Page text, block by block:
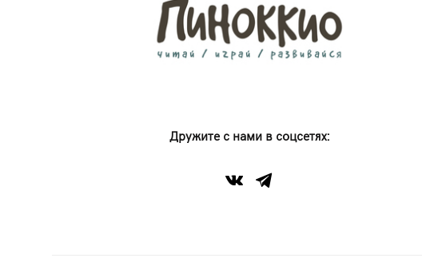
Дружите с нами в соцсетях: